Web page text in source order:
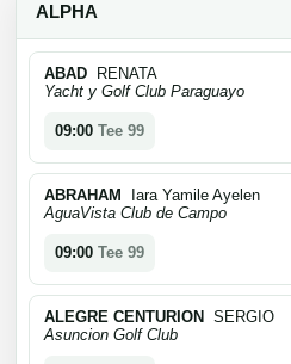
ALPHA
ABAD RENATA
Yacht y Golf Club Paraguayo
09:00 Tee 99
ABRAHAM
Iara Yamile Ayelen
AguaVista Club de Campo
09:00 Tee 99
ALEGRE CENTURION
SERGIO
Asuncion Golf Club